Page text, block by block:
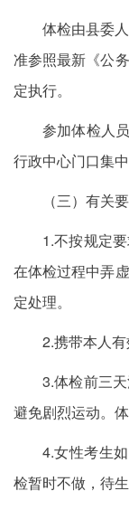
体检由县委
准参照最新《公
定执行。
参加体检人
行政中心门口集中
（三）有关
1.不按规定
在体检过程中弄
定处理。
2.携带本人
3.体检前三
避免剧烈运动。
4.女性考生
检暂时不做，待